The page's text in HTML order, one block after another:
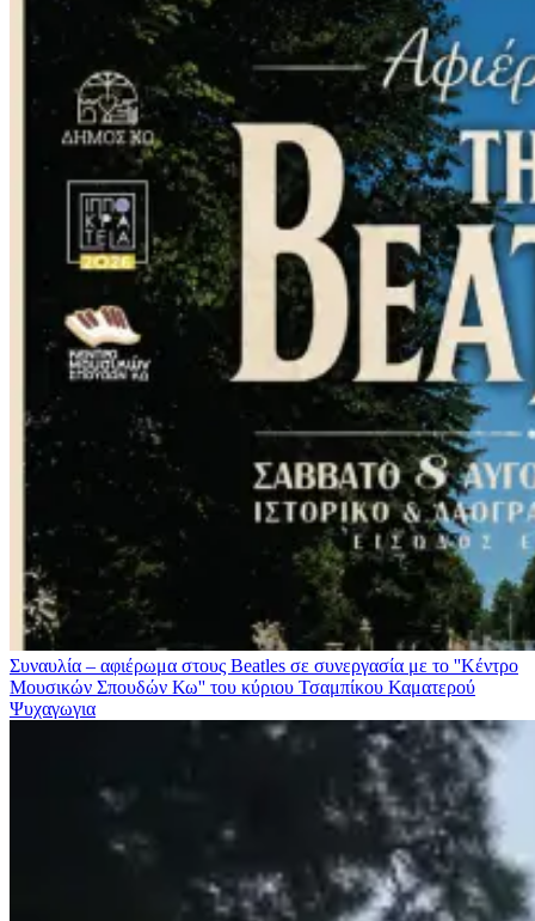
Συναυλία – αφιέρωμα στους Beatles σε συνεργασία με το ''Κέντρο
Μουσικών Σπουδών Κω'' του κύριου Τσαμπίκου Καματερού
Ψυχαγωγια